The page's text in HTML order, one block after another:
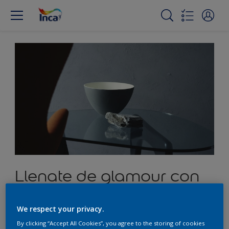
Llenate de glamour con
We respect your privacy.
By clicking “Accept All Cookies”, you agree to the storing of cookies